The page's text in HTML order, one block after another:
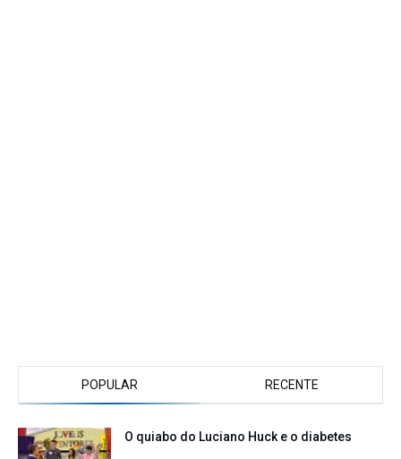
POPULAR RECENTE
O quiabo do Luciano Huck e o diabetes